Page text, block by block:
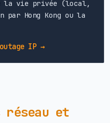
la vie privée (local,
par Hong Kong ou la
IP →
réseau et